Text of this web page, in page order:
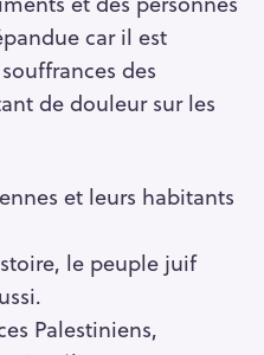
car il est
des
de douleur sur les
et leurs habitants
le peuple juif
Palestiniens,